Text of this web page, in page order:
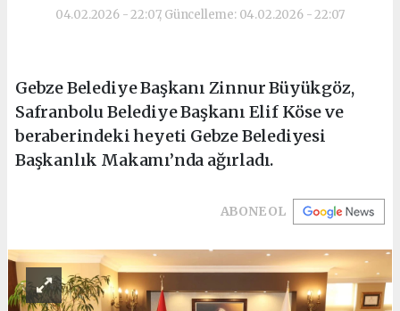
04.02.2026 - 22:07, Güncelleme: 04.02.2026 - 22:07
Gebze Belediye Başkanı Zinnur Büyükgöz,
Safranbolu Belediye Başkanı Elif Köse ve
beraberindeki heyeti Gebze Belediyesi
Başkanlık Makamı’nda ağırladı.
ABONE OL